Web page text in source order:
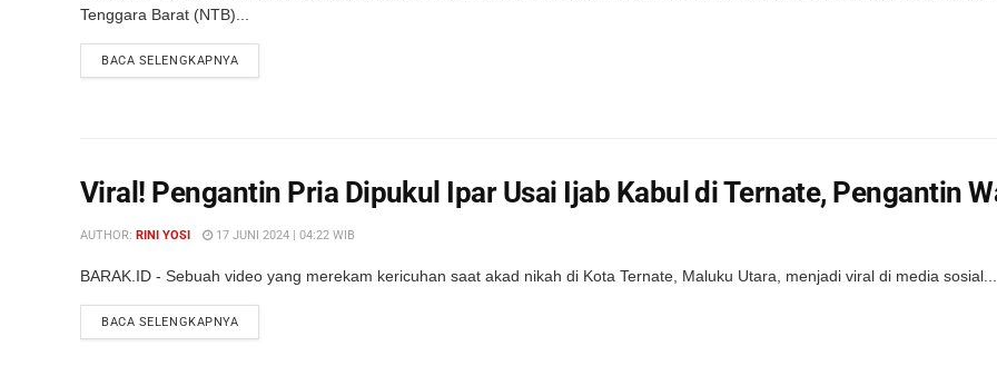
Tenggara Barat (NTB)...
BACA SELENGKAPNYADETAILS
Viral! Pengantin Pria Dipukul Ipar Usai Ijab Kabul di Ternate, Pengantin
AUTHOR: RINI YOSI 17 JUNI 2024 | 04:22 WIB
BARAK.ID - Sebuah video yang merekam kericuhan saat akad nikah di Kota Ternate, Maluku Utara, menjadi viral di media
BACA SELENGKAPNYADETAILS